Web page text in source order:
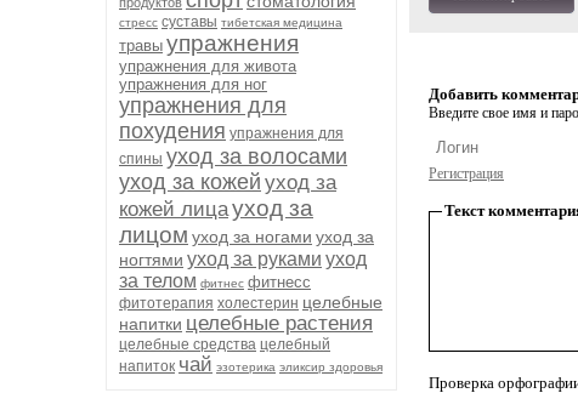
стресс суставы тибетская медицина
травы упражнения
упражнения для живота
упражнения для ног
упражнения для
похудения упражнения для
спины уход за волосами
уход за кожей уход за
кожей лицауход за
лицом уход за ногами уход за
ногтями уход за руками уход
за телом фитнес фитнесс
фитотерапия холестерин целебные
напитки целебные растения
целебные средства целебный
напиток чай эзотерика эликсир здоровья
Добавить
Введите свое имя и
Регистрация
Текст
Проверка